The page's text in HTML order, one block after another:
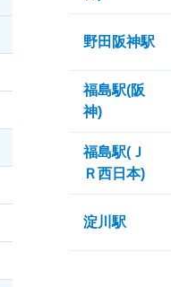
野田阪神駅
福島駅(阪
神)
福島駅(Ｊ
Ｒ西日本)
淀川駅